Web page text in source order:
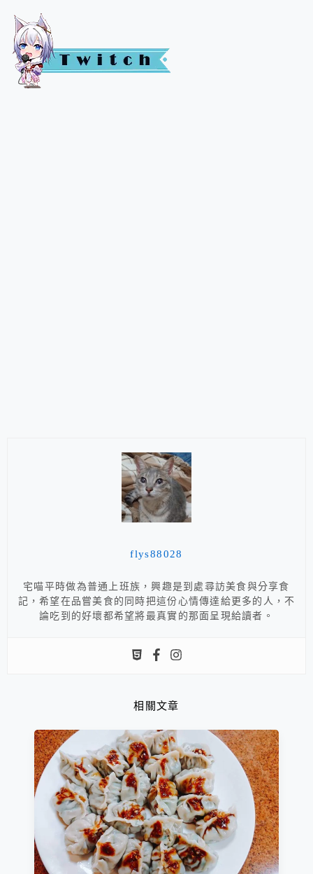
flys88028
宅喵平時做為普通上班族，興趣是到處尋訪美食與分享食
記，希望在品嘗美食的同時把這份心情傳達給更多的人，不
論吃到的好壞都希望將最真實的那面呈現給讀者。
相關文章